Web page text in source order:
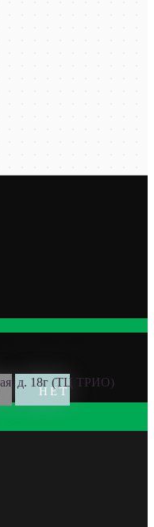
д. 18г (ТЦ ТРИО)